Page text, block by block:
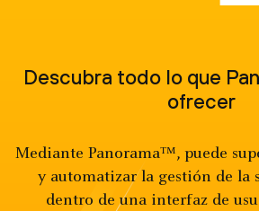
Descubra todo lo que
ofrecer
Mediante Panorama™, puede
y automatizar la gestión de la
dentro de una interfaz de